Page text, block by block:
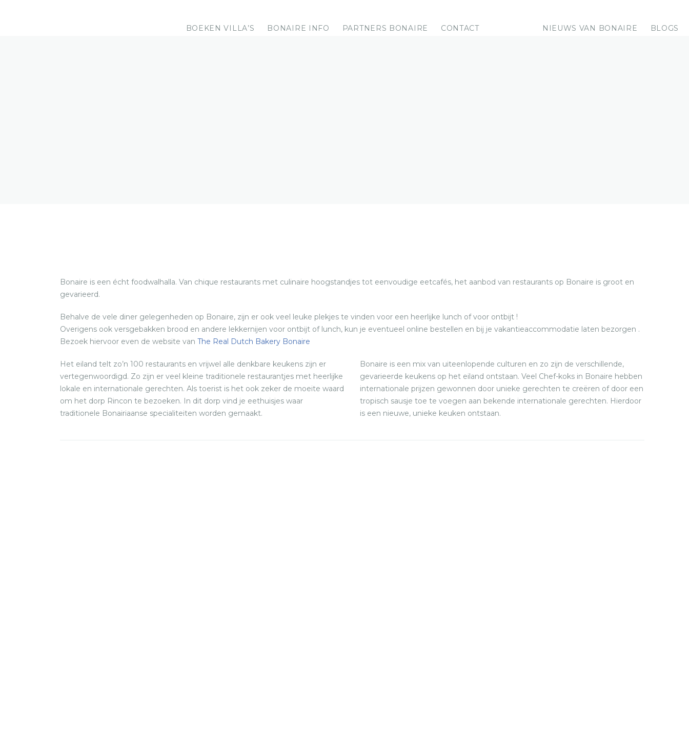
BOEKEN VILLA’S BONAIRE INFO PARTNERS BONAIRE CONTACT NIEUWS VAN BONAIRE BLOGS
Bonaire is een écht foodwalhalla. Van chique restaurants met culinaire hoogstandjes tot eenvoudige eetcafés, het aanbod van restaurants op Bonaire is groot en
gevarieerd.
Behalve de vele diner gelegenheden op Bonaire, zijn er ook veel leuke plekjes te vinden voor een heerlijke lunch of voor ontbijt !
Overigens ook versgebakken brood en andere lekkernijen voor ontbijt of lunch, kun je eventueel online bestellen en bij je vakantieaccommodatie laten bezorgen .
Bezoek hiervoor even de website van The Real Dutch Bakery Bonaire
Het eiland telt zo’n 100 restaurants en vrijwel alle denkbare keukens zijn er
vertegenwoordigd. Zo zijn er veel kleine traditionele restaurantjes met heerlijke
lokale en internationale gerechten. Als toerist is het ook zeker de moeite waard
om het dorp Rincon te bezoeken. In dit dorp vind je eethuisjes waar
traditionele Bonairiaanse specialiteiten worden gemaakt.
Bonaire is een mix van uiteenlopende culturen en zo zijn de verschillende,
gevarieerde keukens op het eiland ontstaan. Veel Chef-koks in Bonaire hebben
internationale prijzen gewonnen door unieke gerechten te creëren of door een
tropisch sausje toe te voegen aan bekende internationale gerechten. Hierdoor
is een nieuwe, unieke keuken ontstaan.